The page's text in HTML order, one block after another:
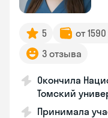
5 от
3 отзыва
Окончила
Томский
Принимала